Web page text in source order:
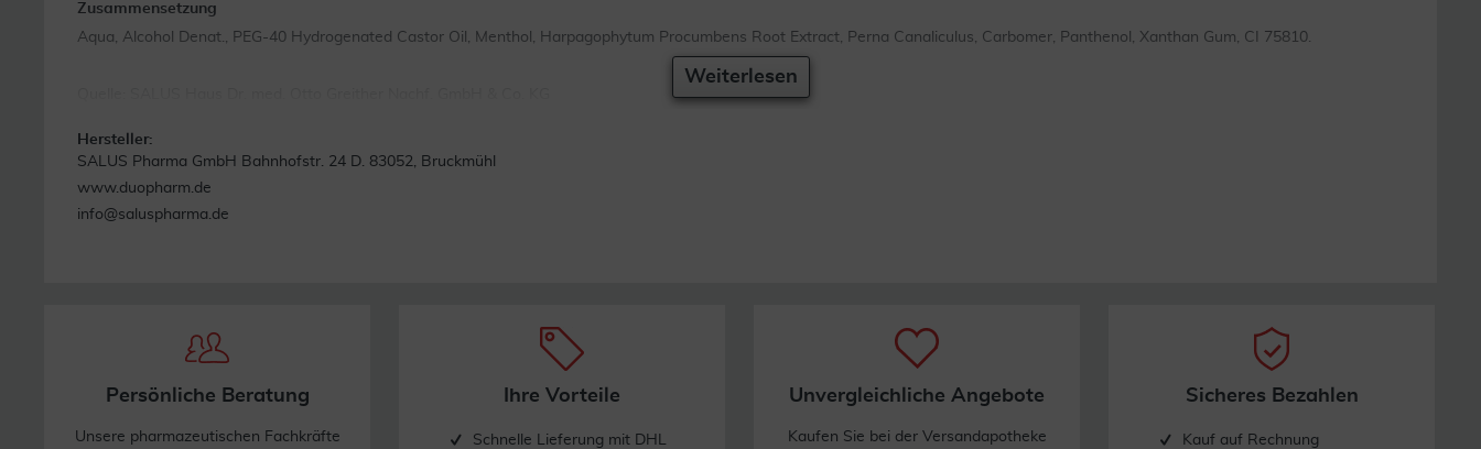
Zusammensetzung
Aqua, Alcohol Denat., PEG-40 Hydrogenated Castor Oil, Menthol, Harpagophytum Procumbens Root Extract, Perna Canaliculus, Carbomer, Panthenol, Xanthan Gum, CI 75810.
Weiterlesen
Hersteller:
SALUS Pharma GmbH Bahnhofstr. 24 D. 83052, Bruckmühl
www.duopharm.de
info@saluspharma.de
Persönliche Beratung
Unsere pharmazeutischen Fachkräfte
Ihre Vorteile
Schnelle Lieferung mit DHL
Unvergleichliche Angebote
Kaufen Sie bei der Versandapotheke
Sicheres Bezahlen
Kauf auf Rechnung